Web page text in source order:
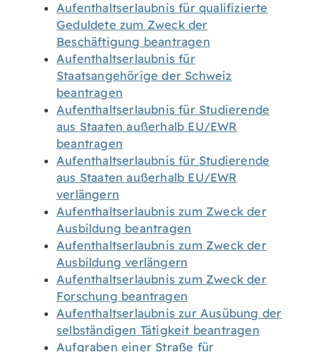
Aufenthaltserlaubnis für qualifizierte
Geduldete zum Zweck der
Beschäftigung beantragen
Aufenthaltserlaubnis für
Staatsangehörige der Schweiz
beantragen
Aufenthaltserlaubnis für Studierende
aus Staaten außerhalb EU/EWR
beantragen
Aufenthaltserlaubnis für Studierende
aus Staaten außerhalb EU/EWR
verlängern
Aufenthaltserlaubnis zum Zweck der
Ausbildung beantragen
Aufenthaltserlaubnis zum Zweck der
Ausbildung verlängern
Aufenthaltserlaubnis zum Zweck der
Forschung beantragen
Aufenthaltserlaubnis zur Ausübung der
selbständigen Tätigkeit beantragen
Aufgraben einer Straße für